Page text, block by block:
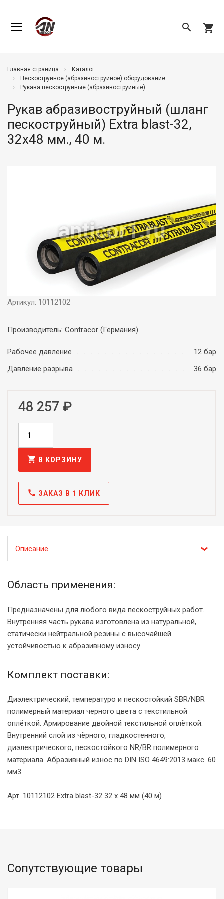
search shopping_cart
Главная страница
Каталог
Пескоструйное (абразивоструйное) оборудование
Рукава пескоструйные (абразивоструйные)
Рукав абразивоструйный (шланг
пескоструйный) Extra blast-32,
32х48 мм., 40 м.
Артикул: 10112102
Производитель: Contracor (Германия)
Рабочее давление
12 бар
Давление разрыва
36 бар
48 257 ₽
shopping_cart В КОРЗИНУ
call ЗАКАЗ В 1 КЛИК
Описание
Область применения:
Предназначены для любого вида пескоструйных работ.
Внутренняя часть рукава изготовлена из натуральной,
статически нейтральной резины с высочайшей
устойчивостью к абразивному износу.
Комплект поставки:
Диэлектрический, температуро и пескостойкий SBR/NBR
полимерный материал черного цвета с текстильной
оплёткой. Армирование двойной текстильной оплёткой.
Внутренний слой из чёрного, гладкостенного,
диэлектрического, пескостойкого NR/BR полимерного
материала. Абразивный износ по DIN ISO 4649:2013 макс. 60
мм3.
Арт. 10112102 Extra blast-32 32 x 48 мм (40 м)
Сопутствующие товары